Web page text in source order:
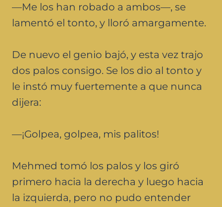
—Me los han robado a ambos—, se
lamentó el tonto, y lloró amargamente.
De nuevo el genio bajó, y esta vez trajo
dos palos consigo. Se los dio al tonto y
le instó muy fuertemente a que nunca
dijera:
—¡Golpea, golpea, mis palitos!
Mehmed tomó los palos y los giró
primero hacia la derecha y luego hacia
la izquierda, pero no pudo entender